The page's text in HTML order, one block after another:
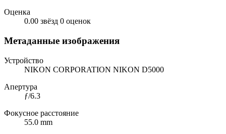
Оценка
0.00 звёзд 0 оценок
Метаданные изображения
Устройство
NIKON CORPORATION NIKON D5000
Апертура
ƒ/6.3
Фокусное расстояние
55.0 mm